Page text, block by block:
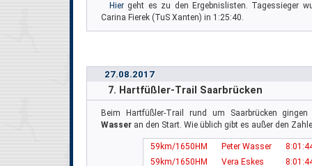
Hier geht es zu den Ergebnislisten. Tagessieger
Carina Fierek (TuS Xanten) in 1:25:40.
27.08.2017
7. Hartfüßler-Trail Saarbrücken
Beim Hartfüßler-Trail rund um Saarbrücken
Wasser an den Start. Wie üblich gibt es außer den
59km/1650HM Peter Wasser
59km/1650HM
Vera Eskes